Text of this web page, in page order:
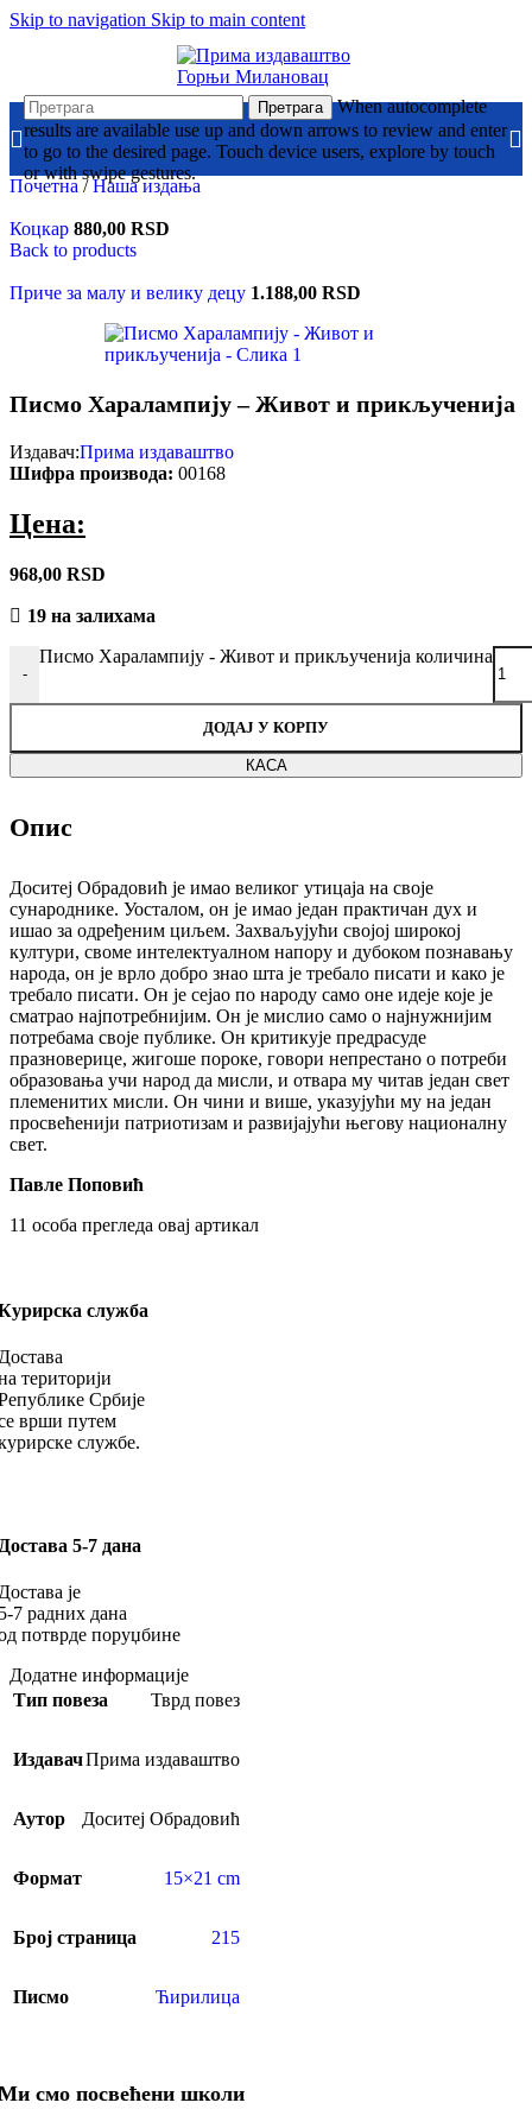
Skip to navigation Skip to main content
Претрага
When autocomplete
results are available use up and down arrows to review and enter
to go to the desired page. Touch device users, explore by touch
or with swipe gestures.
Почетна/ Наша издања
Коцкар 880,00 RSD
Back to products
Приче за малу и велику децу 1.188,00 RSD
Писмо Харалампију – Живот и прикљученија
Издавач:Прима издаваштво
Шифра производа: 00168
Цена:
968,00 RSD
19 на залихама
-
Писмо Харалампију - Живот и прикљученија количина
ДОДАЈ У КОРПУ
КАСА
Опис
Доситеј Обрадовић је имао великог утицаја на своје
сународнике. Уосталом, он је имао један практичан дух и
ишао за одређеним циљем. Захваљујући својој широкој
култури, своме интелектуалном напору и дубоком познавању
народа, он је врло добро знао шта је требало писати и како је
требало писати. Он је сејао по народу само оне идеје које је
сматрао најпотребнијим. Он је мислио само о најнужнијим
потребама своје публике. Он критикује предрасуде
празноверице, жигоше пороке, говори непрестано о потреби
образовања учи народ да мисли, и отвара му читав један свет
племенитих мисли. Он чини и више, указујући му на један
просвећенији патриотизам и развијајући његову националну
свет.
Павле Поповић
11 особа прегледа овај артикал
служба
територији
Србије
врши путем
службе.
5-7 дана
је
7 радних дана
потврде поруџбине
Додатне информације
Тип повеза
Тврд повез
ИздавачПрима издаваштво
Аутор Доситеј Обрадовић
Формат 15×21 cm
Број страница 215
Писмо Ћирилица
смо посвећени школи